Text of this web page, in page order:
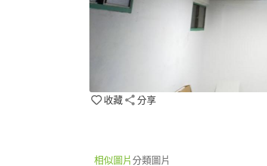
收藏 分享
相似圖片分類圖片